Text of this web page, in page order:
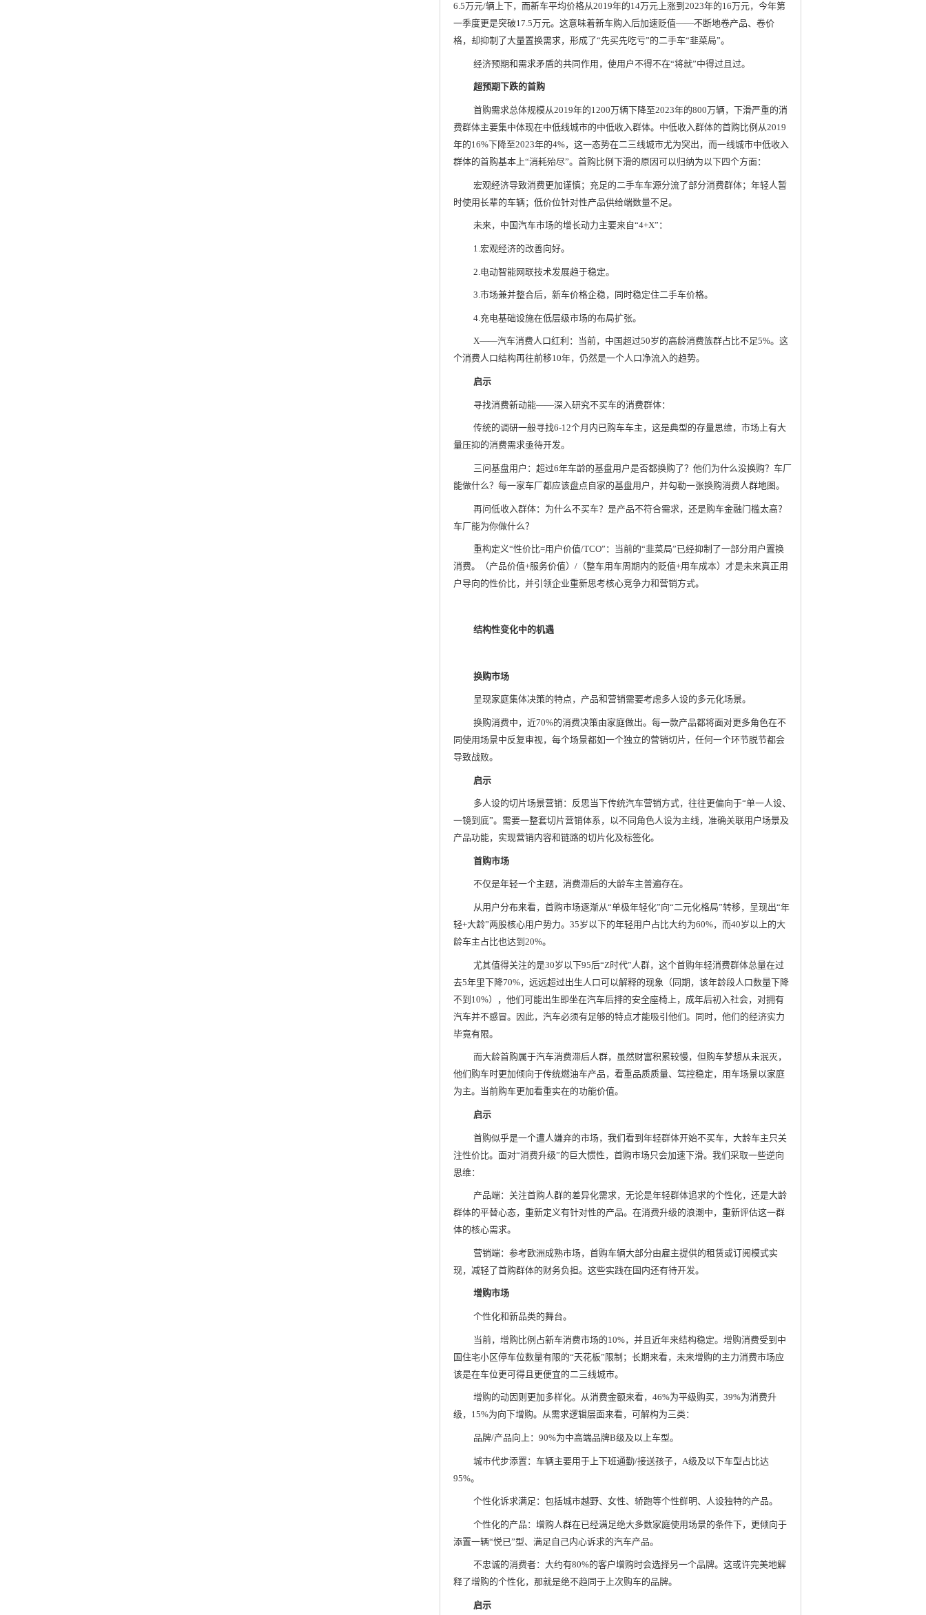
6.5万元/辆上下，而新车平均价格从2019年的14万元上涨到2023年的16万元，今年第
一季度更是突破17.5万元。这意味着新车购入后加速贬值——不断地卷产品、卷价
格，却抑制了大量置换需求，形成了“先买先吃亏”的二手车“韭菜局”。
经济预期和需求矛盾的共同作用，使用户不得不在“将就”中得过且过。
超预期下跌的首购
首购需求总体规模从2019年的1200万辆下降至2023年的800万辆，下滑严重的消
费群体主要集中体现在中低线城市的中低收入群体。中低收入群体的首购比例从2019
年的16%下降至2023年的4%，这一态势在二三线城市尤为突出，而一线城市中低收入
群体的首购基本上“消耗殆尽”。首购比例下滑的原因可以归纳为以下四个方面：
宏观经济导致消费更加谨慎；充足的二手车车源分流了部分消费群体；年轻人暂
时使用长辈的车辆；低价位针对性产品供给端数量不足。
未来，中国汽车市场的增长动力主要来自“4+X”：
1.宏观经济的改善向好。
2.电动智能网联技术发展趋于稳定。
3.市场兼并整合后，新车价格企稳，同时稳定住二手车价格。
4.充电基础设施在低层级市场的布局扩张。
X——汽车消费人口红利：当前，中国超过50岁的高龄消费族群占比不足5%。这
个消费人口结构再往前移10年，仍然是一个人口净流入的趋势。
启示
寻找消费新动能——深入研究不买车的消费群体：
传统的调研一般寻找6-12个月内已购车车主，这是典型的存量思维，市场上有大
量压抑的消费需求亟待开发。
三问基盘用户：超过6年车龄的基盘用户是否都换购了？他们为什么没换购？车厂
能做什么？每一家车厂都应该盘点自家的基盘用户，并勾勒一张换购消费人群地图。
再问低收入群体：为什么不买车？是产品不符合需求，还是购车金融门槛太高？
车厂能为你做什么？
重构定义“性价比=用户价值/TCO”：当前的“韭菜局”已经抑制了一部分用户置换
消费。（产品价值+服务价值）/（整车用车周期内的贬值+用车成本）才是未来真正用
户导向的性价比，并引领企业重新思考核心竞争力和营销方式。
结构性变化中的机遇
换购市场
呈现家庭集体决策的特点，产品和营销需要考虑多人设的多元化场景。
换购消费中，近70%的消费决策由家庭做出。每一款产品都将面对更多角色在不
同使用场景中反复审视，每个场景都如一个独立的营销切片，任何一个环节脱节都会
导致战败。
启示
多人设的切片场景营销：反思当下传统汽车营销方式，往往更偏向于“单一人设、
一镜到底”。需要一整套切片营销体系，以不同角色人设为主线，准确关联用户场景及
产品功能，实现营销内容和链路的切片化及标签化。
首购市场
不仅是年轻一个主题，消费滞后的大龄车主普遍存在。
从用户分布来看，首购市场逐渐从“单极年轻化”向“二元化格局”转移，呈现出“年
轻+大龄”两股核心用户势力。35岁以下的年轻用户占比大约为60%，而40岁以上的大
龄车主占比也达到20%。
尤其值得关注的是30岁以下95后“Z时代”人群，这个首购年轻消费群体总量在过
去5年里下降70%，远远超过出生人口可以解释的现象（同期，该年龄段人口数量下降
不到10%），他们可能出生即坐在汽车后排的安全座椅上，成年后初入社会，对拥有
汽车并不感冒。因此，汽车必须有足够的特点才能吸引他们。同时，他们的经济实力
毕竟有限。
而大龄首购属于汽车消费滞后人群，虽然财富积累较慢，但购车梦想从未泯灭，
他们购车时更加倾向于传统燃油车产品，看重品质质量、驾控稳定，用车场景以家庭
为主。当前购车更加看重实在的功能价值。
启示
首购似乎是一个遭人嫌弃的市场，我们看到年轻群体开始不买车，大龄车主只关
注性价比。面对“消费升级”的巨大惯性，首购市场只会加速下滑。我们采取一些逆向
思维：
产品端：关注首购人群的差异化需求，无论是年轻群体追求的个性化，还是大龄
群体的平替心态，重新定义有针对性的产品。在消费升级的浪潮中，重新评估这一群
体的核心需求。
营销端：参考欧洲成熟市场，首购车辆大部分由雇主提供的租赁或订阅模式实
现，减轻了首购群体的财务负担。这些实践在国内还有待开发。
增购市场
个性化和新品类的舞台。
当前，增购比例占新车消费市场的10%，并且近年来结构稳定。增购消费受到中
国住宅小区停车位数量有限的“天花板”限制；长期来看，未来增购的主力消费市场应
该是在车位更可得且更便宜的二三线城市。
增购的动因则更加多样化。从消费金额来看，46%为平级购买，39%为消费升
级，15%为向下增购。从需求逻辑层面来看，可解构为三类：
品牌/产品向上：90%为中高端品牌B级及以上车型。
城市代步添置：车辆主要用于上下班通勤/接送孩子，A级及以下车型占比达
95%。
个性化诉求满足：包括城市越野、女性、轿跑等个性鲜明、人设独特的产品。
个性化的产品：增购人群在已经满足绝大多数家庭使用场景的条件下，更倾向于
添置一辆“悦已”型、满足自己内心诉求的汽车产品。
不忠诚的消费者：大约有80%的客户增购时会选择另一个品牌。这或许完美地解
释了增购的个性化，那就是绝不趋同于上次购车的品牌。
启示